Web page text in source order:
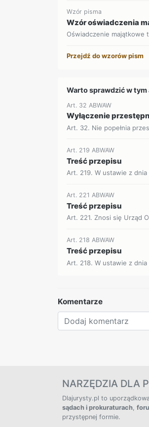
Wzór pisma
Wzór oświadczenia
Oświadczenie majątkowe
Przejdź do wzorów pism
Warto sprawdzić w tym
Art. 32 ABWAW
Wyłączenie
Art. 32. Nie popełnia
Art. 219 ABWAW
Treść przepisu
Art. 219. W ustawie z
Art. 221 ABWAW
Treść przepisu
Art. 221. Znosi się Urząd
Art. 218 ABWAW
Treść przepisu
Art. 218. W ustawie z
Komentarze
NARZĘDZIA DLA
Dlajurysty.pl to
sądach i prokuraturach,
przystępnej formie.